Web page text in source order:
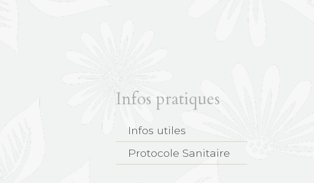
Infos pratiques
Infos utiles
Protocole Sanitaire